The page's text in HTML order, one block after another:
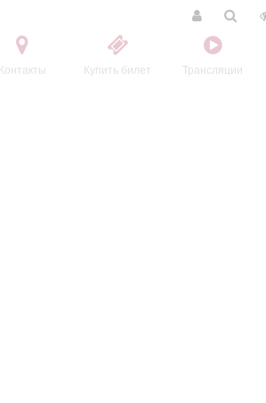
Контакты Купить билет Трансляции